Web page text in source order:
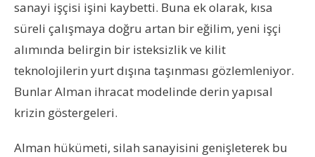
sanayi işçisi işini kaybetti. Buna ek olarak, kısa
süreli çalışmaya doğru artan bir eğilim, yeni işçi
alımında belirgin bir isteksizlik ve kilit
teknolojilerin yurt dışına taşınması gözlemleniyor.
Bunlar Alman ihracat modelinde derin yapısal
krizin göstergeleri.
Alman hükümeti, silah sanayisini genişleterek bu